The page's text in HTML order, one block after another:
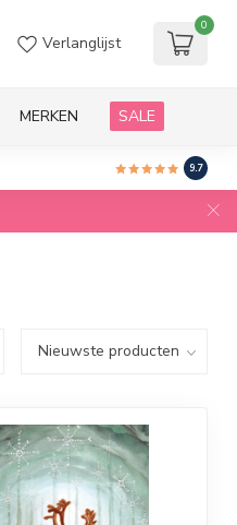
Verlanglijst
0
MERKEN SALE
9.7